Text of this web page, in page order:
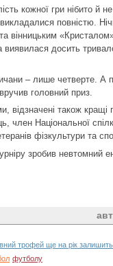
кожної гри нібито й
повністю.
вінницьким
виявилася досить
– лише четверте.
головний приз.
також кращі
член Національної
фізкультури та
зробив невтомний
трофей ще на рік
футболу